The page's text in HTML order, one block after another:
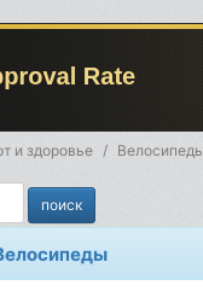
и здоровье Велосипеды